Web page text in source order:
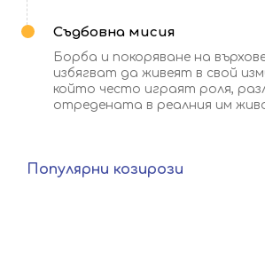
Съдбовна мисия
Борба и покоряване на
избягват да живеят в свой
който често играят роля,
отредената в реалния им
Популярни козирози